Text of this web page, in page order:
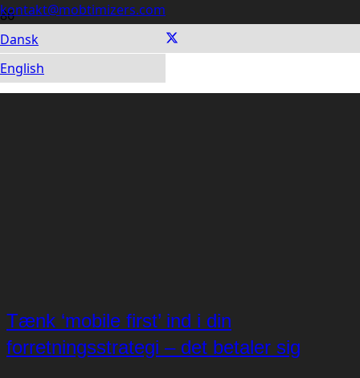
kontakt@mobtimizers.com
Dansk
English
Tænk ‘mobile first’ ind i din
forretningsstrategi – det betaler sig